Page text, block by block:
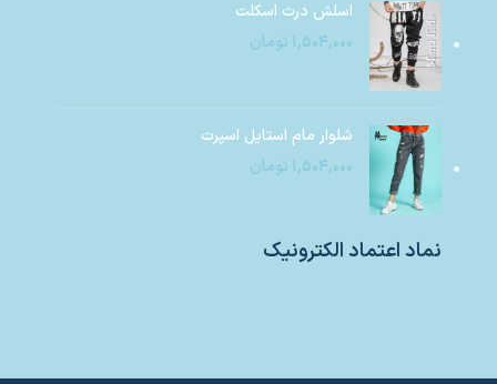
اسلش درث اسکلت
۱,۵۰۴,۰۰۰ تومان
شلوار مام استایل اسپرت
۱,۵۰۴,۰۰۰ تومان
نماد اعتماد الکترونیک